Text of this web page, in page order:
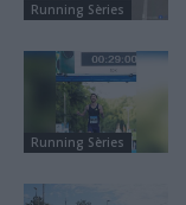
Running Sèries
Running Sèries